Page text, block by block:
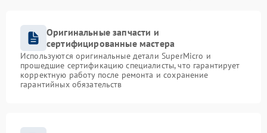
Оригинальные запчасти и
сертифицированные мастера
Используются оригинальные детали SuperMicro и
прошедшие сертификацию специалисты, что гарантирует
корректную работу после ремонта и сохранение
гарантийных обязательств